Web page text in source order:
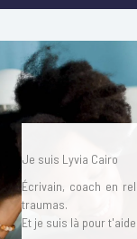
Je suis Lyvia Cairo
Écrivain, coach en
traumas.
Et je suis là pour